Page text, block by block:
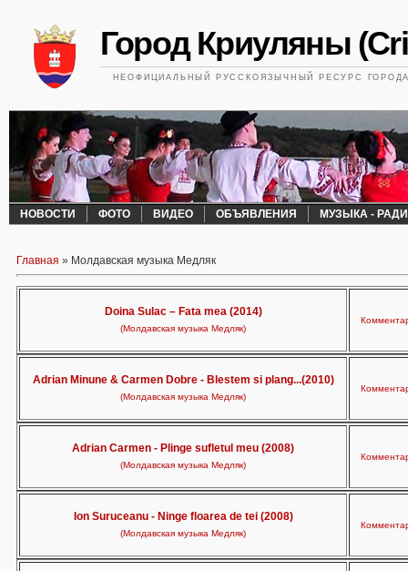
Город Криуляны
НЕОФИЦИАЛЬНЫЙ РУССКОЯЗЫЧНЫЙ РЕСУРС
НОВОСТИ ФОТО ВИДЕО ОБЪЯВЛЕНИЯ МУЗЫКА -
Главная » Молдавская музыка Медляк
Doina Sulac – Fata mea (2014)
(Молдавская музыка Медляк)
Adrian Minune & Carmen Dobre - Blestem si plang...(2010)
(Молдавская музыка Медляк)
Adrian Carmen - Plinge sufletul meu (2008)
(Молдавская музыка Медляк)
Ion Suruceanu - Ninge floarea de tei (2008)
(Молдавская музыка Медляк)